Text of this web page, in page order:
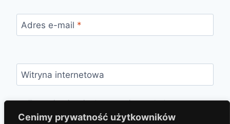
Cenimy prywatność użytkowników
Adres e-mail *
Witryna internetowa
Zapamiętaj moje dane w tej przeglądarce
podczas pisania kolejnych komentarzy.